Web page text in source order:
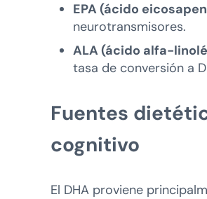
EPA (ácido
neurotransmisores.
ALA (ácido alfa-
tasa de conversión a
Fuentes
cognitivo
El DHA proviene